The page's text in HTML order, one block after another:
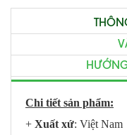
Chi tiết sản phẩm:
+ Xuất xứ: Việt Nam